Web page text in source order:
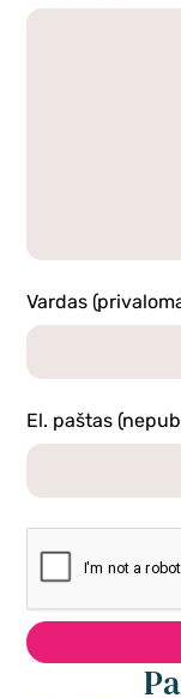
Vardas
El. paštas